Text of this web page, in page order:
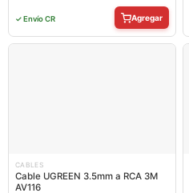
✓ Envío CR Agregar
CABLES
Cable UGREEN 3.5mm a RCA 3M
AV116